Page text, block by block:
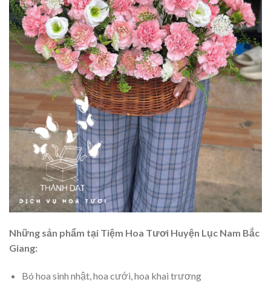
Những sản phẩm tại Tiệm Hoa Tươi Huyện Lục Nam Bắc
Giang:
Bó hoa sinh nhật, hoa cưới, hoa khai trương